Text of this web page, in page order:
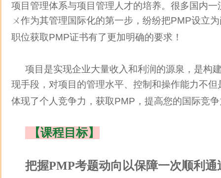
项目管理体系与项目管理人才的培养。很多国内
ㄨ作为其管理国际化的第一步，纷纷把PMP设立
职位获取PMP证书有了更加明确的要求！
项目是实现企业大量收入和利润的源泉，是构
现手段，对项目的管理水平、控制和操作能力不
体现了个人竞争力，获取PMP，提高您的国际竞
【课程目标】
把握PMP考题动向以保障一次顺利通